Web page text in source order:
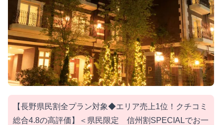
【長野県民割全プラン対象◆エリア売上1位！クチコミ
総合4.8の高評価】＜県民限定 信州割SPECIALでお一